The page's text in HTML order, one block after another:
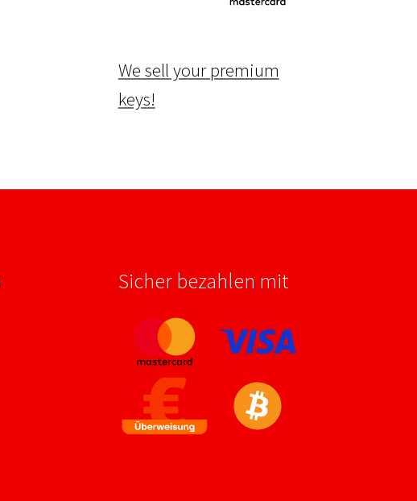
We sell your premium
keys!
Sicher bezahlen mit